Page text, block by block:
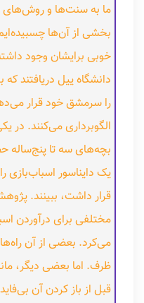
ما به سنت‌ها و روش‌های
بخشی از آن‌ها
خوبی برایشان وجود
دانشگاه ییل دریافتند
را سرمشق خود قرار
الگوبرداری می‌کنند. در
بچه‌های سه تا پنج‌ساله
یک دایناسور
قرار داشت، ببینند.
مختلفی برای درآوردن
می‌کرد. بعضی از آن
ظرف. اما بعضی دیگر،
قبل از باز کردن آن